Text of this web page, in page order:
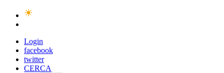
Login
facebook
twitter
CERCA